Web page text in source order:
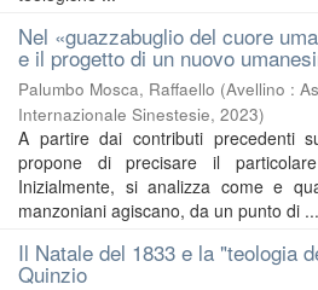
Nel «guazzabuglio del cuore
e il progetto di un nuovo
Palumbo Mosca, Raffaello (Avellino :
Internazionale Sinestesie, 2023)
A partire dai contributi precedenti
propone di precisare il
Inizialmente, si analizza come e
manzoniani agiscano, da un punto di ...
Il Natale del 1833 e la "teologia
Quinzio